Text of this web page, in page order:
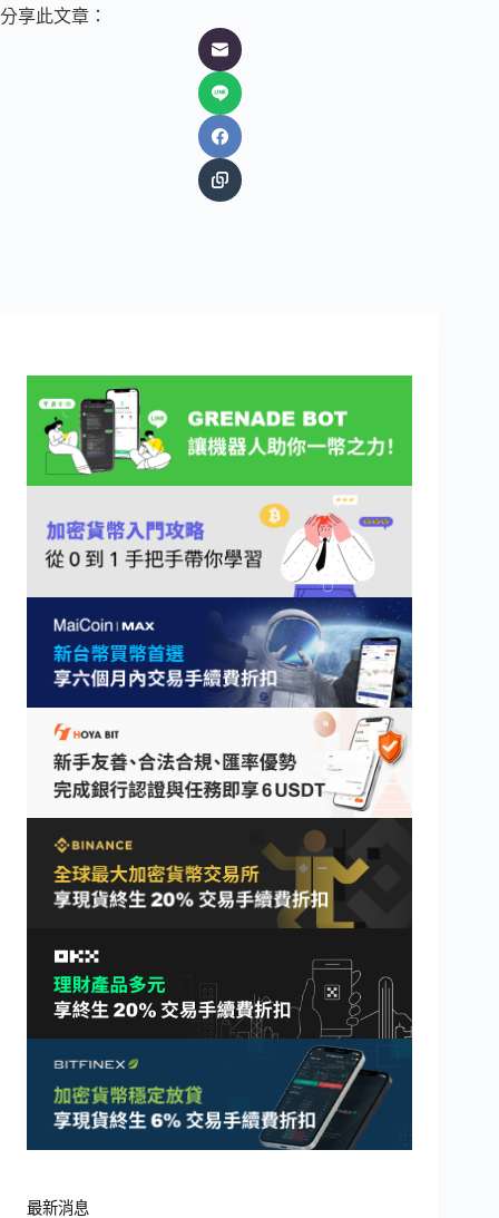
分享此文章：
最新消息